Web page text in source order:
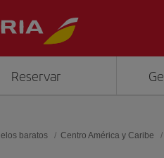
Reservar
baratos Centro América y Caribe